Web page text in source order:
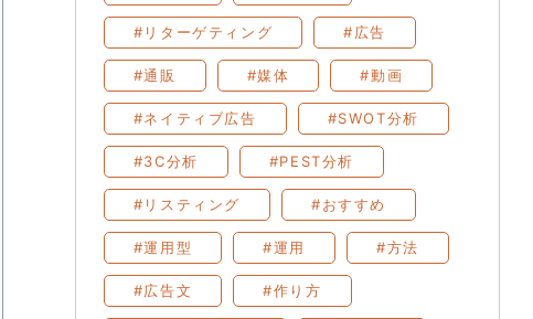
#リターゲティング #広告
#通販 #媒体 #動画
#ネイティブ広告 #SWOT分析
#3C分析 #PEST分析
#リスティング #おすすめ
#運用型 #運用 #方法
#広告文 #作り方